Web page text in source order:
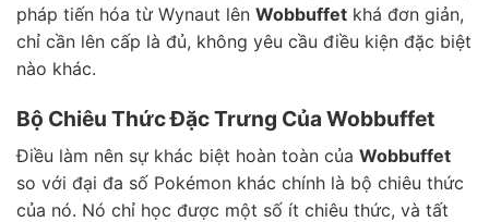
pháp tiến hóa từ Wynaut lên Wobbuffet khá đơn giản,
chỉ cần lên cấp là đủ, không yêu cầu điều kiện đặc biệt
nào khác.
Bộ Chiêu Thức Đặc Trưng Của Wobbuffet
Điều làm nên sự khác biệt hoàn toàn của Wobbuffet
so với đại đa số Pokémon khác chính là bộ chiêu thức
của nó. Nó chỉ học được một số ít chiêu thức, và tất